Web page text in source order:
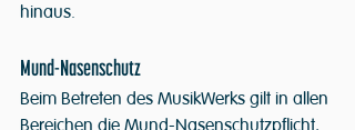
hinaus.
Mund-Nasenschutz
Beim Betreten des MusikWerks gilt in allen
Bereichen die Mund-Nasenschutzpflicht,